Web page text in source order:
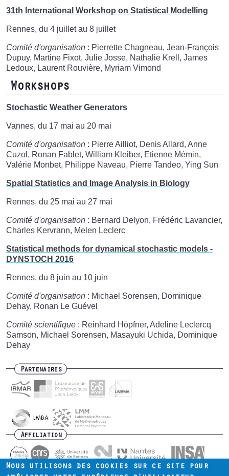
31th International Workshop on Statistical Modelling
Rennes, du 4 juillet au 8 juillet
Comité d'organisation : Pierrette Chagneau, Jean-François
Dupuy, Martine Fixot, Julie Josse, Nathalie Krell, James
Ledoux, Laurent Rouvière, Myriam Vimond
Workshops
Stochastic Weather Generators
Vannes, du 17 mai au 20 mai
Comité d'organisation : Pierre Ailliot, Denis Allard, Anne
Cuzol, Ronan Fablet, William Kleiber, Etienne Mémin,
Valérie Monbet, Philippe Naveau, Pierre Tandeo, Ying Sun
Spatial Statistics and Image Analysis in Biology
Rennes, du 25 mai au 27 mai
Comité d'organisation : Bernard Delyon, Frédéric Lavancier,
Charles Kervrann, Melen Leclerc
Statistical methods for dynamical stochastic models -
DYNSTOCH 2016
Rennes, du 8 juin au 10 juin
Comité d'organisation : Michael Sorensen, Dominique
Dehay, Ronan Le Guével
Comité scientifique : Reinhard Höpfner, Adeline Leclercq
Samson, Michael Sorensen, Masayuki Uchida, Dominique
Dehay
Partenaires
Affiliation
Nous utilisons des cookies sur ce site pour